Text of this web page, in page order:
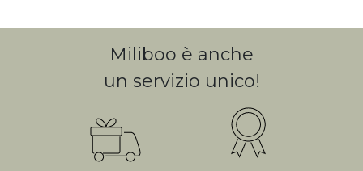
Miliboo è anche
un servizio unico!